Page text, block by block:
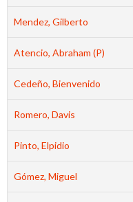
Mendez, Gilberto
Atencio, Abraham (P)
Cedeño, Bienvenido
Romero, Davis
Pinto, Elpidio
Gómez, Miguel